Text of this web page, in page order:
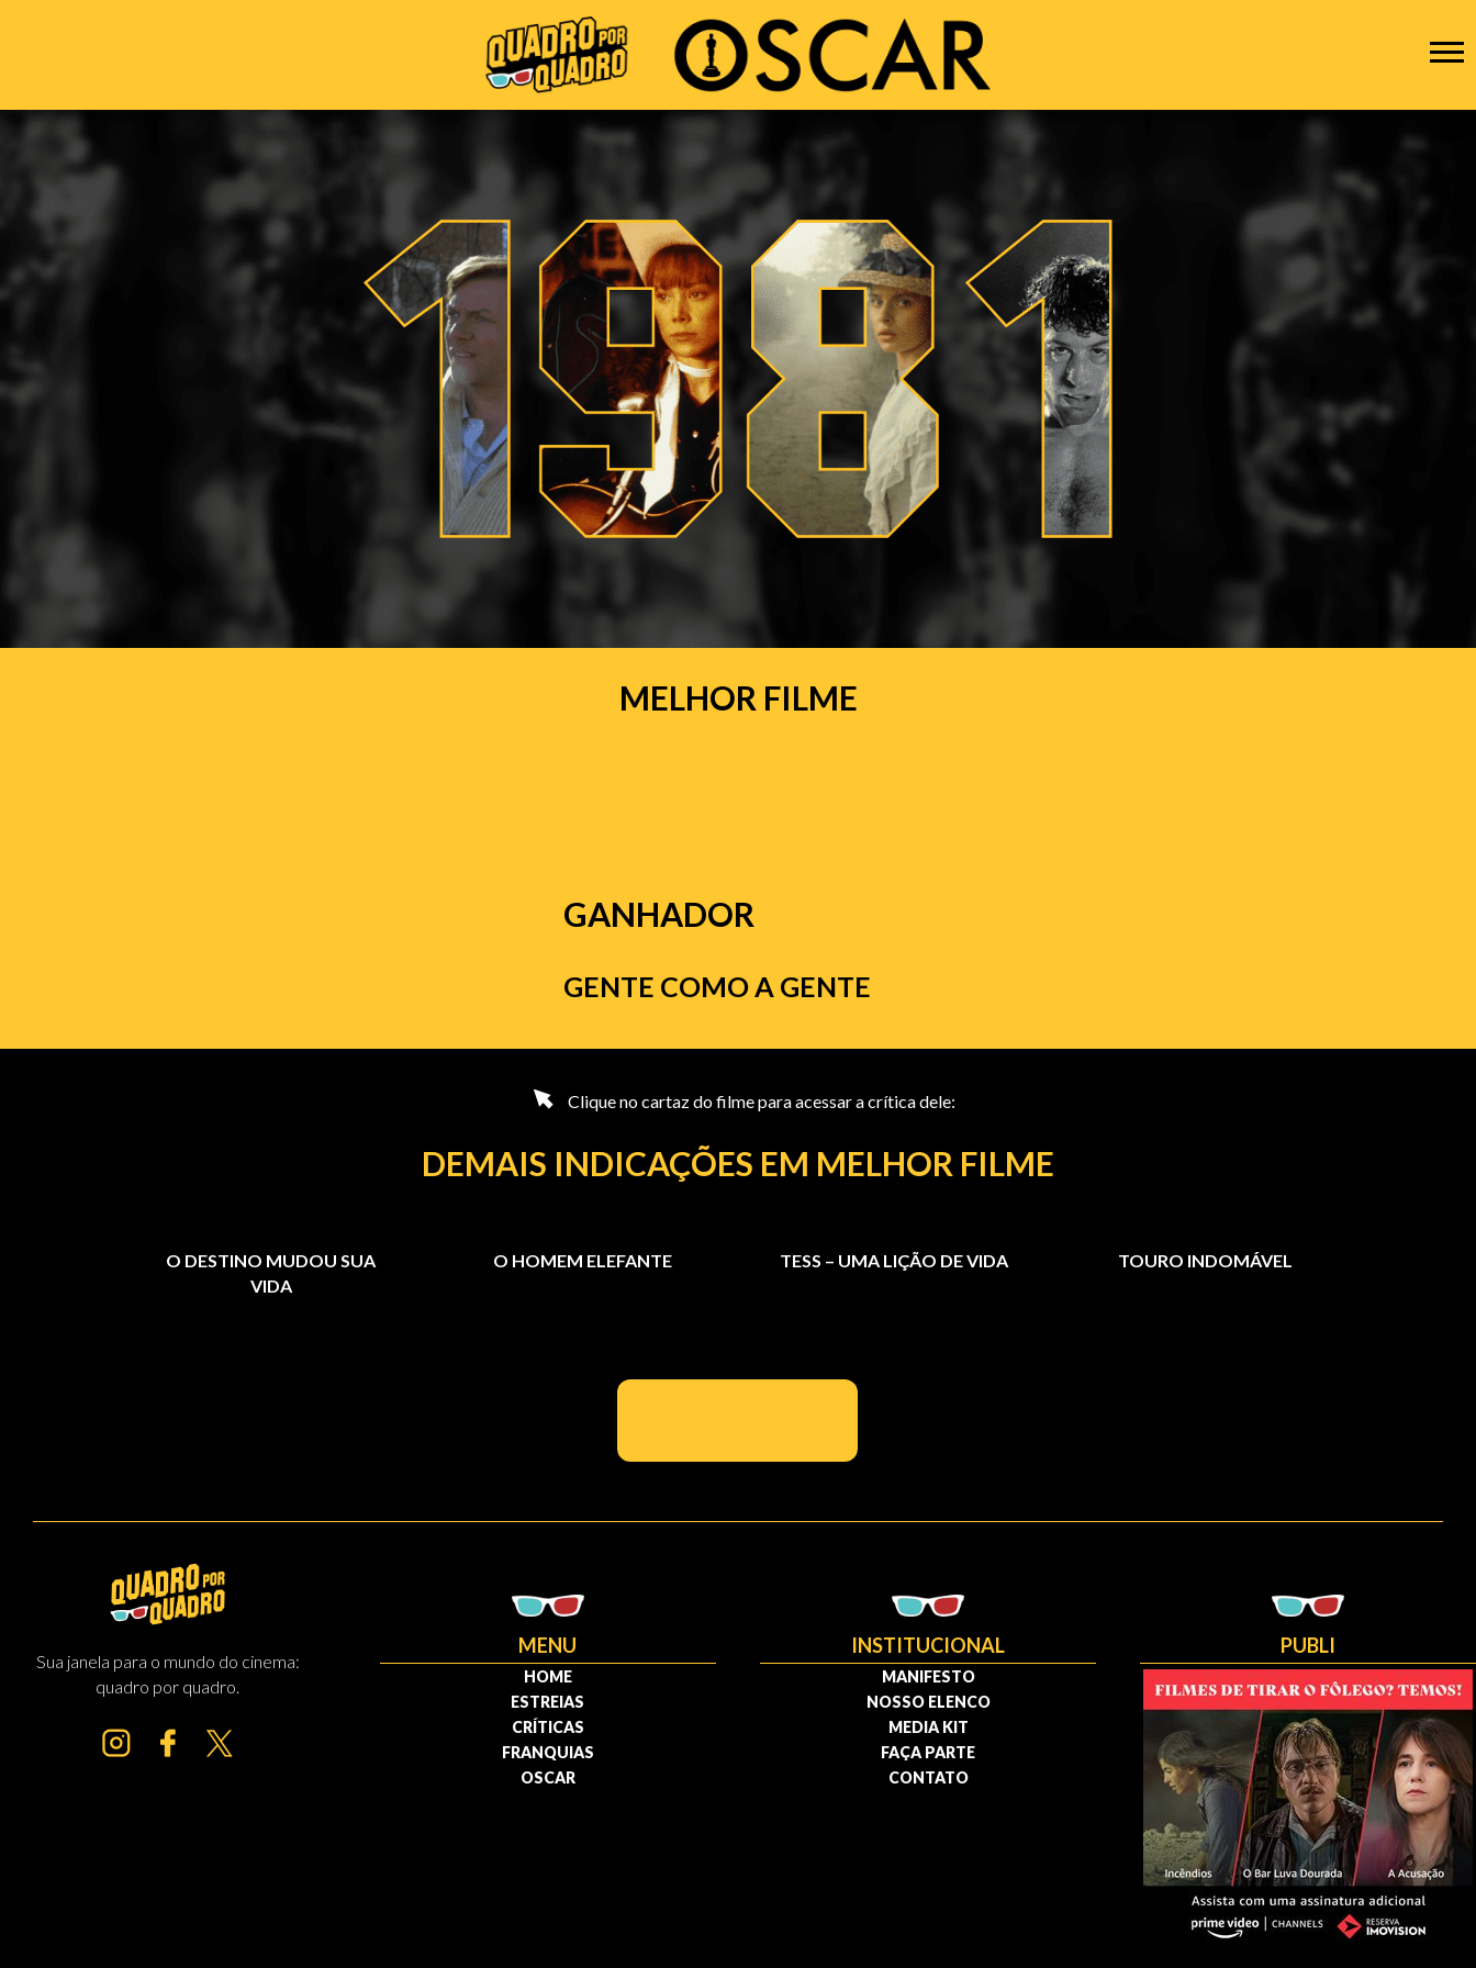
MELHOR FILME
GANHADOR
GENTE COMO A GENTE
Clique no cartaz do filme para acessar a crítica dele:
DEMAIS INDICAÇÕES EM MELHOR FILME
O DESTINO MUDOU SUA
VIDA
O HOMEM ELEFANTE TESS – UMA LIÇÃO DE VIDA TOURO INDOMÁVEL
Sua janela para o mundo do cinema:
quadro por quadro.
MENU
HOME
ESTREIAS
CRÍTICAS
FRANQUIAS
OSCAR
INSTITUCIONAL
MANIFESTO
NOSSO ELENCO
MEDIA KIT
FAÇA PARTE
CONTATO
PUBLI